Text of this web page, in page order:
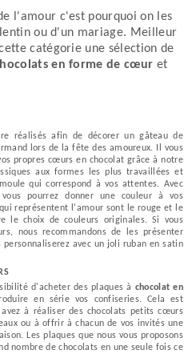
l'amour c'est pourquoi on les
ou d'un mariage. Meilleur
catégorie une sélection de
en forme de cœur et
réalisés afin de décorer un gâteau de
lors de la fête des amoureux. Il vous
propres cœurs en chocolat grâce à notre
aux formes les plus travaillées et
qui correspond à vos attentes. Avec
pourrez donner une couleur à vos
représentent l'amour sont le rouge et le
le choix de couleurs originales. Si vous
nous recommandons de les présenter
personnaliserez avec un joli ruban en satin
d'acheter des plaques à chocolat en
en série vos confiseries. Cela est
à réaliser des chocolats petits cœurs
ou à offrir à chacun de vos invités une
Les plaques que nous vous proposons
nombre de chocolats en une seule fois ce